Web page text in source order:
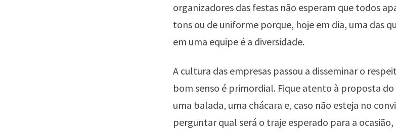
organizadores das festas não esperam que todos
tons ou de uniforme porque, hoje em dia, uma das
em uma equipe é a diversidade.
A cultura das empresas passou a disseminar o
bom senso é primordial. Fique atento à proposta
uma balada, uma chácara e, caso não esteja no
perguntar qual será o traje esperado para a ocasião,